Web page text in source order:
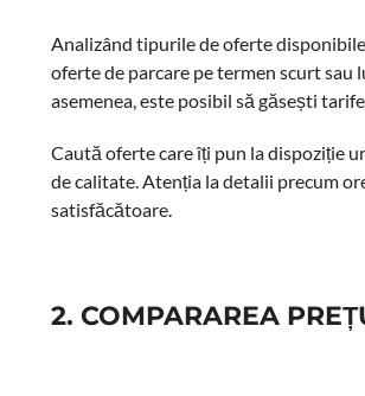
Analizând tipurile de oferte
oferte de parcare pe termen scurt sau
asemenea, este posibil să găsești
Caută oferte care îți pun la dispoziție
de calitate. Atenția la detalii precum
satisfăcătoare.
2. COMPARAREA